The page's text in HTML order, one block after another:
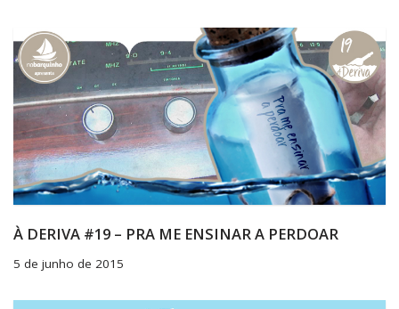
À DERIVA #19 – PRA ME ENSINAR A PERDOAR
5 de junho de 2015